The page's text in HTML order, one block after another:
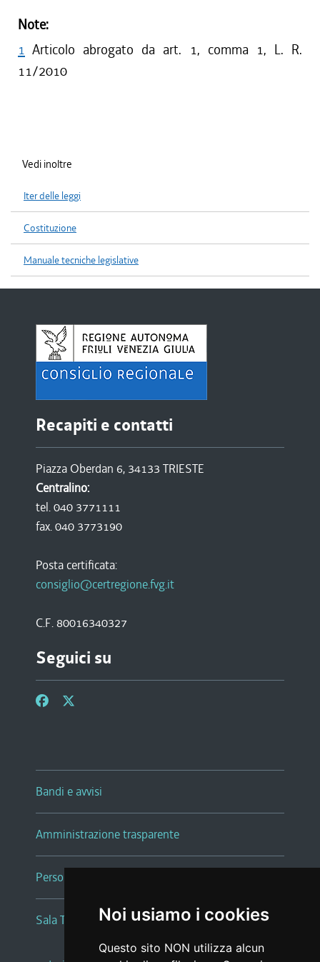
Noi usiamo i cookies
Questo sito NON utilizza alcun
Note:
1 Articolo abrogato da art. 1, comma 1, L. R.
11/2010
Vedi inoltre
Iter delle leggi
Costituzione
Manuale tecniche legislative
Recapiti e contatti
Piazza Oberdan 6, 34133 TRIESTE
Centralino:
tel. 040 3771111
fax. 040 3773190
Posta certificata:
consiglio@certregione.fvg.it
C.F. 80016340327
Seguici su
Bandi e avvisi
Amministrazione trasparente
Persone e Uffici
Sala Tiziano Tessitori